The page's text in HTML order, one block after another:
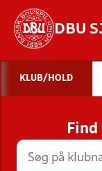
DBU
KLUB/HOLD